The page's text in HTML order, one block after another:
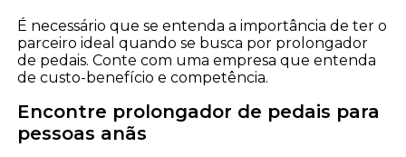
É necessário que se entenda a importância de ter o
parceiro ideal quando se busca por prolongador
de pedais. Conte com uma empresa que entenda
de custo-benefício e competência.
Encontre prolongador de pedais para
pessoas anãs